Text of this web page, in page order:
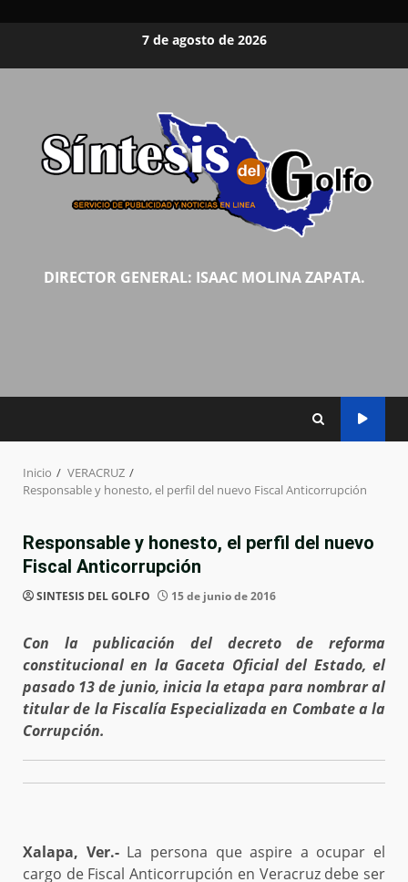
7 de agosto de 2026
DIRECTOR GENERAL: ISAAC MOLINA ZAPATA.
Inicio
VERACRUZ
Responsable y honesto, el perfil del nuevo Fiscal Anticorrupción
Responsable y honesto, el perfil del nuevo
Fiscal Anticorrupción
SINTESIS DEL GOLFO 15 de junio de 2016
Con la publicación del decreto de reforma
constitucional en la Gaceta Oficial del Estado, el
pasado 13 de junio, inicia la etapa para nombrar al
titular de la Fiscalía Especializada en Combate a la
Corrupción.
Xalapa, Ver.- La persona que aspire a ocupar el
cargo de Fiscal Anticorrupción en Veracruz debe ser